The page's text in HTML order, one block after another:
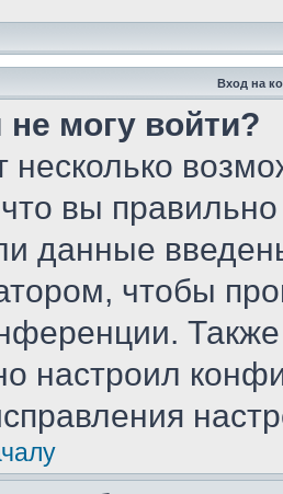
Вход на
могу войти?
несколько
вы
данные
чтобы
настроил